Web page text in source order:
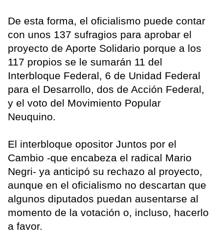
De esta forma, el oficialismo puede contar
con unos 137 sufragios para aprobar el
proyecto de Aporte Solidario porque a los
117 propios se le sumarán 11 del
Interbloque Federal, 6 de Unidad Federal
para el Desarrollo, dos de Acción Federal,
y el voto del Movimiento Popular
Neuquino.
El interbloque opositor Juntos por el
Cambio -que encabeza el radical Mario
Negri- ya anticipó su rechazo al proyecto,
aunque en el oficialismo no descartan que
algunos diputados puedan ausentarse al
momento de la votación o, incluso, hacerlo
a favor.